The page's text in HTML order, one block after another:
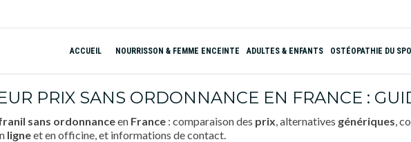
ACCUEIL NOURRISSON & FEMME ENCEINTE ADULTES & ENFANTS OSTÉOPATHIE DU
PRIX SANS ORDONNANCE EN FRANCE :
sans ordonnanceen France : comparaison des prix, alternatives génériques,
ligneet en officine, et informations de contact.